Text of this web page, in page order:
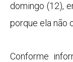
domingo (12),
porque ela não
Conforme